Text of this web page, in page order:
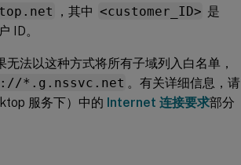
，其中 <customer_ID> 是
ID。
无法以这种方式将所有子域列入白名单，
*.g.nssvc.net 。有关详细信息，请
服务下）中的 Internet 连接要求部分